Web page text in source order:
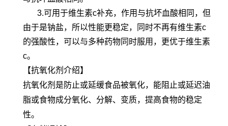
3.可用于维生素c补充，作用与抗坏血酸相同，但
由于是钠盐，所以性能更稳定，同时不再有维生素c
的强酸性，可以与多种药物同时服用，更优于维生素
c。
【抗氧化剂介绍】
抗氧化剂是防止或延缓食品被氧化，能阻止或延迟油
脂或食物成分氧化、分解、变质，提高食物的稳定
性。